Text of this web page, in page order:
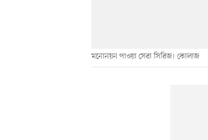
মনোনয়ন পাওয়া সেরা সিরিজ। কোলাজ